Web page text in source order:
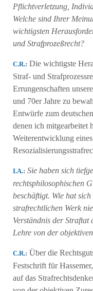
Pflichtverletzung,
Welche sind Ihrer
wichtigsten
und Strafprozeßrecht?
C.R.: Die wichtigste
Straf- und
Errungenschaften
und 70er Jahre zu
Entwürfe zum
denen ich mitgearbeitet
Weiterentwicklung
Ι.Α.: Sie haben sich
rechtsphilosophischen
beschäftigt. Wie hat
strafrechtlichen Werk
Verständnis der Straftat
Lehre von der
C.R.: Über die
Festschrift für
auf das